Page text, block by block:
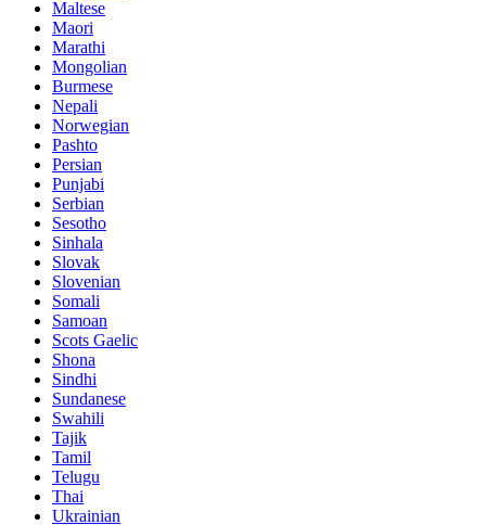
Maltese
Maori
Marathi
Mongolian
Burmese
Nepali
Norwegian
Pashto
Persian
Punjabi
Serbian
Sesotho
Sinhala
Slovak
Slovenian
Somali
Samoan
Scots Gaelic
Shona
Sindhi
Sundanese
Swahili
Tajik
Tamil
Telugu
Thai
Ukrainian